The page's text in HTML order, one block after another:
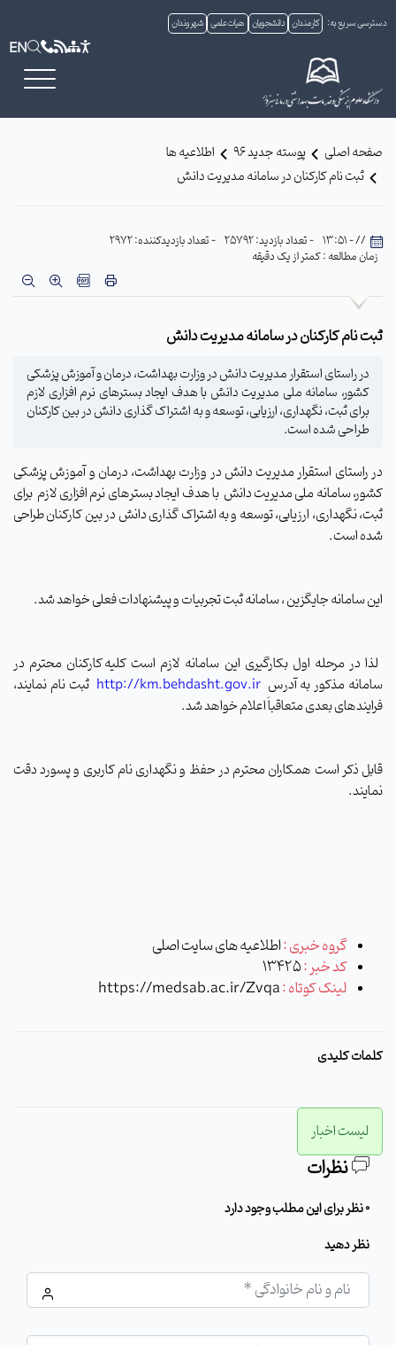
دسترسی سریع به: کارمندان دانشجویان هیات علمی شهروندان
EN
صفحه اصلی پوسته جدید 96
اطلاعیه ها
ثبت نام کارکنان در سامانه مدیریت دانش
// - 13:51 - تعداد بازدید: 25792
- تعداد بازدیدکننده: 2972
زمان مطالعه : کمتر از یک دقیقه
ثبت نام کارکنان در سامانه مدیریت دانش
در راستای استقرار مدیریت دانش در وزارت بهداشت، درمان و آموزش پزشکی
کشور، سامانه ملی مدیریت دانش با هدف ایجاد بسترهای نرم افزاری لازم
برای ثبت، نگهداری، ارزیابی، توسعه و به اشتراک گذاری دانش در بین کارکنان
طراحی شده است.
در راستای استقرار مدیریت دانش در وزارت بهداشت، درمان و آموزش پزشکی
کشور، سامانه ملی مدیریت دانش با هدف ایجاد بسترهای نرم افزاری لازم برای
ثبت، نگهداری، ارزیابی، توسعه و به اشتراک گذاری دانش در بین کارکنان طراحی
شده است.
این سامانه جایگزین ، سامانه ثبت تجربیات و پیشنهادات فعلی خواهد شد.
لذا در مرحله اول بکارگیری این سامانه لازم است کلیه کارکنان محترم در
سامانه مذکور به آدرس http://km.behdasht.gov.ir ثبت نام نمایند،
فرایندهای بعدی متعاقباَ اعلام خواهد شد.
قابل ذکر است همکاران محترم در حفظ و نگهداری نام کاربری و پسورد دقت
نمایند.
گروه خبری :اطلاعیه های سایت اصلی
کد خبر :13425
لینک کوتاه :https://medsab.ac.ir/Zvqa
کلمات کلیدی
لیست اخبار
نظرات
0 نظر برای این مطلب وجود دارد
نظر دهید